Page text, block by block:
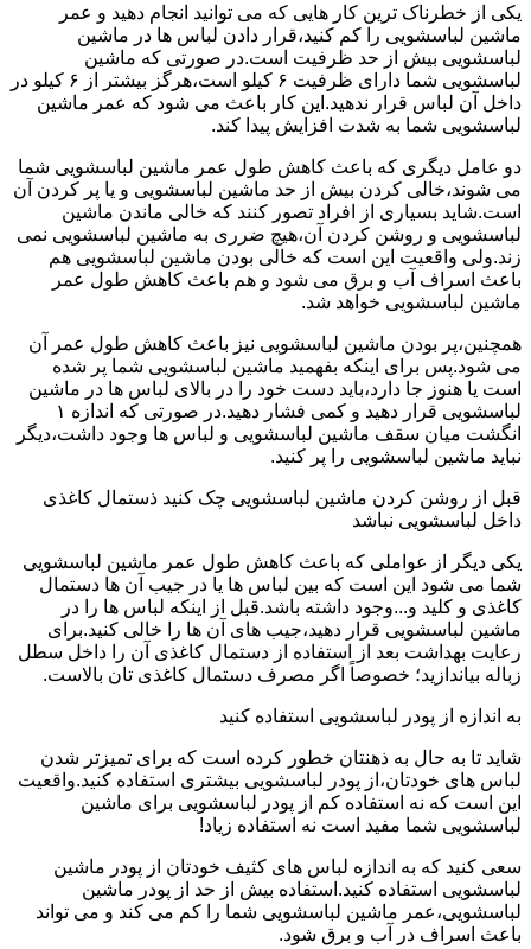
یکی از خطرناک ترین کار هایی که می توانید انجام دهید و عمر
ماشین لباسشویی را کم کنید،قرار دادن لباس ها در ماشین
لباسشویی بیش از حد ظرفیت است.در صورتی که ماشین
لباسشویی شما دارای ظرفیت ۶ کیلو است،هرگز بیشتر از ۶ کیلو در
داخل آن لباس قرار ندهید.این کار باعث می شود که عمر ماشین
لباسشویی شما به شدت افزایش پیدا کند.
دو عامل دیگری که باعث کاهش طول عمر ماشین لباسشویی شما
می شوند،خالی کردن بیش از حد ماشین لباسشویی و یا پر کردن آن
است.شاید بسیاری از افراد تصور کنند که خالی ماندن ماشین
لباسشویی و روشن کردن آن،هیچ ضرری به ماشین لباسشویی نمی
زند.ولی واقعیت این است که خالی بودن ماشین لباسشویی هم
باعث اسراف آب و برق می شود و هم باعث کاهش طول عمر
ماشین لباسشویی خواهد شد.
همچنین،پر بودن ماشین لباسشویی نیز باعث کاهش طول عمر آن
می شود.پس برای اینکه بفهمید ماشین لباسشویی شما پر شده
است یا هنوز جا دارد،باید دست خود را در بالای لباس ها در ماشین
لباسشویی قرار دهید و کمی فشار دهید.در صورتی که اندازه ۱
انگشت میان سقف ماشین لباسشویی و لباس ها وجود داشت،دیگر
نباید ماشین لباسشویی را پر کنید.
قبل از روشن کردن ماشین لباسشویی چک کنید ذستمال کاغذی
داخل لباسشویی نباشد
یکی دیگر از عواملی که باعث کاهش طول عمر ماشین لباسشویی
شما می شود این است که بین لباس ها یا در جیب آن ها دستمال
کاغذی و کلید و...وجود داشته باشد.قبل از اینکه لباس ها را در
ماشین لباسشویی قرار دهید،جیب های آن ها را خالی کنید.برای
رعایت بهداشت بعد از استفاده از دستمال کاغذی آن را داخل سطل
زباله بیاندازید؛ خصوصاً اگر مصرف دستمال کاغذی تان بالاست.
به اندازه از پودر لباسشویی استفاده کنید
شاید تا به حال به ذهنتان خطور کرده است که برای تمیزتر شدن
لباس های خودتان،از پودر لباسشویی بیشتری استفاده کنید.واقعیت
این است که نه استفاده کم از پودر لباسشویی برای ماشین
لباسشویی شما مفید است نه استفاده زیاد!
سعی کنید که به اندازه لباس های کثیف خودتان از پودر ماشین
لباسشویی استفاده کنید.استفاده بیش از حد از پودر ماشین
لباسشویی،عمر ماشین لباسشویی شما را کم می کند و می تواند
باعث اسراف در آب و برق شود.